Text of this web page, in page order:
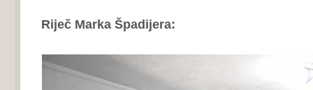
Riječ Marka Špadijera: